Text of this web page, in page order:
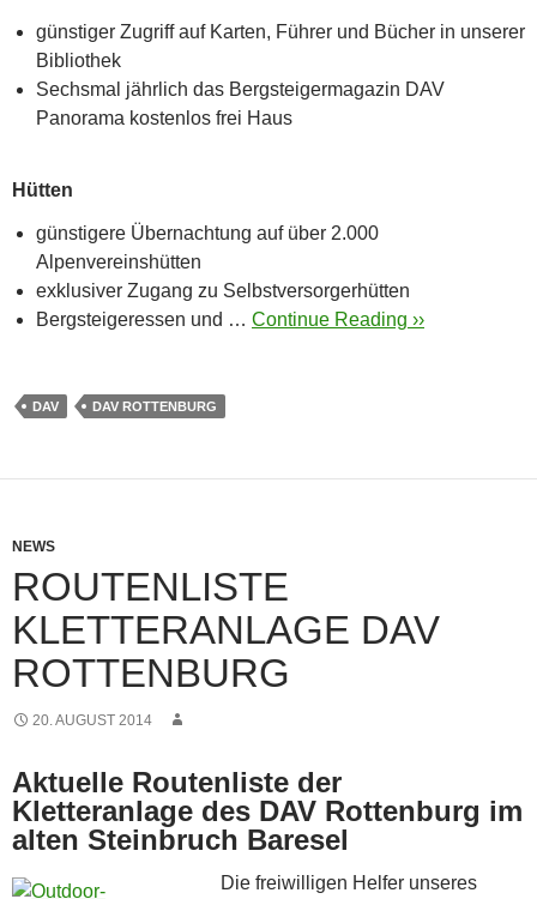
günstiger Zugriff auf Karten, Führer und Bücher in unserer
Bibliothek
Sechsmal jährlich das Bergsteigermagazin DAV
Panorama kostenlos frei Haus
Hütten
günstigere Übernachtung auf über 2.000
Alpenvereinshütten
exklusiver Zugang zu Selbstversorgerhütten
Bergsteigeressen und … Continue Reading ››
DAV DAV ROTTENBURG
NEWS
ROUTENLISTE
KLETTERANLAGE DAV
ROTTENBURG
20. AUGUST 2014
Aktuelle Routenliste der
Kletteranlage des DAV Rottenburg im
alten Steinbruch Baresel
Die freiwilligen Helfer unseres